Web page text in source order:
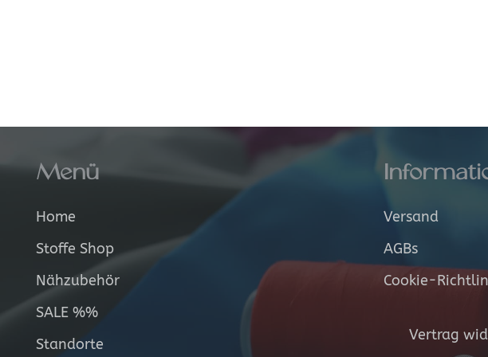
Menü
Home
Stoffe Shop
Nähzubehör
SALE %%
Standorte
Versand
AGBs
Cookie-
Vertrag